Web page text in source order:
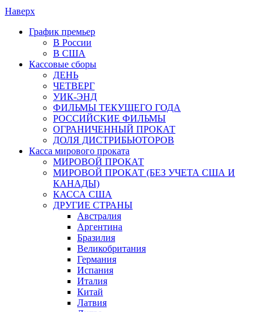
Наверх
График премьер
В России
В США
Кассовые сборы
ДЕНЬ
ЧЕТВЕРГ
УИК-ЭНД
ФИЛЬМЫ ТЕКУЩЕГО ГОДА
РОССИЙСКИЕ ФИЛЬМЫ
ОГРАНИЧЕННЫЙ ПРОКАТ
ДОЛЯ ДИСТРИБЬЮТОРОВ
Касса мирового проката
МИРОВОЙ ПРОКАТ
МИРОВОЙ ПРОКАТ (БЕЗ УЧЕТА США И
КАНАДЫ)
КАССА США
ДРУГИЕ СТРАНЫ
Австралия
Аргентина
Бразилия
Великобритания
Германия
Испания
Италия
Китай
Латвия